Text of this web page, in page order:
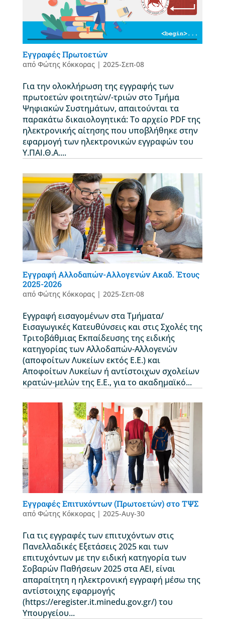
Εγγραφές Πρωτοετών
από Φώτης Κόκκορας| 2025-Σεπ-08
Για την ολοκλήρωση της εγγραφής των
πρωτοετών φοιτητών/-τριών στο Τμήμα
Ψηφιακών Συστημάτων, απαιτούνται τα
παρακάτω δικαιολογητικά: Το αρχείο PDF της
ηλεκτρονικής αίτησης που υποβλήθηκε στην
εφαρμογή των ηλεκτρονικών εγγραφών του
Υ.ΠΑΙ.Θ.Α....
Εγγραφή Αλλοδαπών-Αλλογενών Ακαδ. Έτους
2025-2026
από Φώτης Κόκκορας| 2025-Σεπ-08
Εγγραφή εισαγομένων στα Τμήματα/
Εισαγωγικές Κατευθύνσεις και στις Σχολές της
Τριτοβάθμιας Εκπαίδευσης της ειδικής
κατηγορίας των Αλλοδαπών-Αλλογενών
(αποφοίτων Λυκείων εκτός Ε.Ε.) και
Αποφοίτων Λυκείων ή αντίστοιχων σχολείων
κρατών-μελών της Ε.Ε., για το ακαδημαϊκό...
Εγγραφές Επιτυχόντων (Πρωτοετών) στο ΤΨΣ
από Φώτης Κόκκορας| 2025-Αυγ-30
Για τις εγγραφές των επιτυχόντων στις
Πανελλαδικές Εξετάσεις 2025 και των
επιτυχόντων με την ειδική κατηγορία των
Σοβαρών Παθήσεων 2025 στα ΑΕΙ, είναι
απαραίτητη η ηλεκτρονική εγγραφή μέσω της
αντίστοιχης εφαρμογής
(https://eregister.it.minedu.gov.gr/) του
Υπουργείου...